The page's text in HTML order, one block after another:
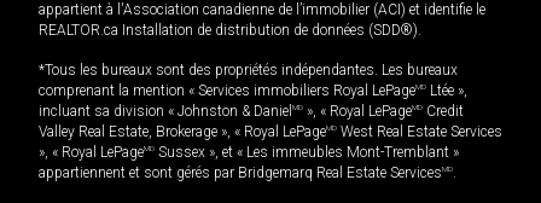
appartient à l'Association canadienne de l’immobilier (ACI) et identifie le
REALTOR.ca Installation de distribution de données (SDD®).
*Tous les bureaux sont des propriétés indépendantes. Les bureaux
comprenant la mention « Services immobiliers Royal LePageMD Ltée »,
incluant sa division « Johnston & Daniel MD », « Royal LePageMD Credit
Valley Real Estate, Brokerage », « Royal LePageMD West Real Estate Services
», « Royal LePageMD Sussex », et « Les immeubles Mont-Tremblant »
appartiennent et sont gérés par Bridgemarq Real Estate ServicesMD.